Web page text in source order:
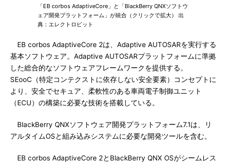
「EB corbos AdaptiveCore」と「BlackBerry QNXソフトウ
ェア開発プラットフォーム」が統合（クリックで拡大） 出
典：エレクトロビット
EB corbos AdaptiveCore 2は、Adaptive AUTOSARを実行する
基本ソフトウェア。Adaptive AUTOSARプラットフォームに準拠
した総合的なソフトウェアフレームワークを提供する。
SEooC（特定コンテクストに依存しない安全要素）コンセプトに
より、安全でセキュア、柔軟性のある車両電子制御ユニット
（ECU）の構築に必要な技術を搭載している。
BlackBerry QNXソフトウェア開発プラットフォーム7.1は、リ
アルタイムOSと組み込みシステムに必要な開発ツールを含む。
EB corbos AdaptiveCore 2とBlackBerry QNX OSがシームレス